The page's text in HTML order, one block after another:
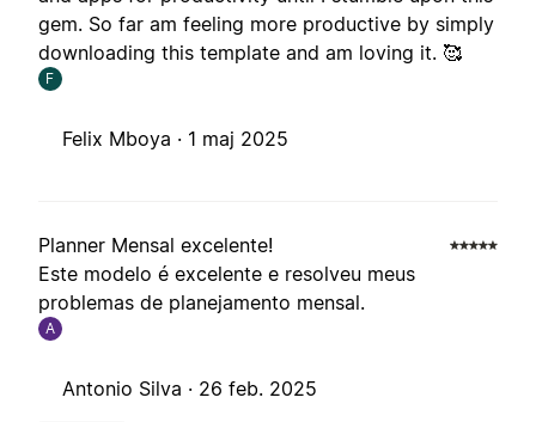
gem. So far am feeling more productive by simply
downloading this template and am loving it. 🥰
F
Felix Mboya · 1 maj 2025
Planner Mensal excelente!
Este modelo é excelente e resolveu meus
problemas de planejamento mensal.
A
Antonio Silva · 26 feb. 2025